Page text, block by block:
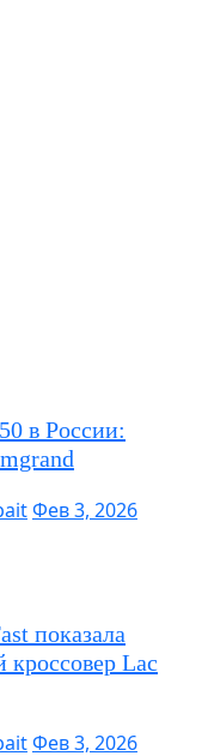
в России:
Фев 3, 2026
показала
кроссовер Lac
Фев 3, 2026